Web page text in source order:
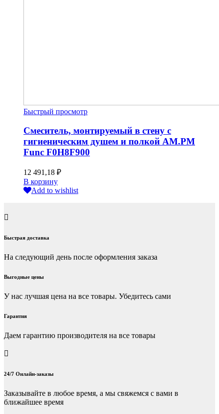
Быстрый просмотр
Смеситель, монтируемый в стену с
гигиеническим душем и полкой AM.PM
Func F0H8F900
12 491,18 ₽
В корзину
Add to wishlist
Быстрая доставка
На следующий день после оформления заказа
Выгодные цены
У нас лучшая цена на все товары. Убедитесь сами
Гарантия
Даем гарантию производителя на все товары
24/7 Онлайн-заказы
Заказывайте в любое время, а мы свяжемся с вами в
ближайшее время